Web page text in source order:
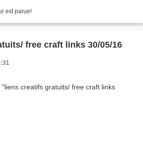
est parue!
free craft links 30/05/16